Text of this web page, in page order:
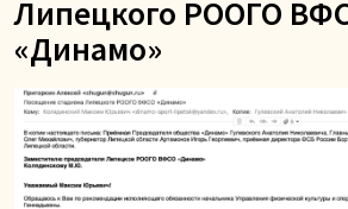
Липецкого РООГО
«Динамо»